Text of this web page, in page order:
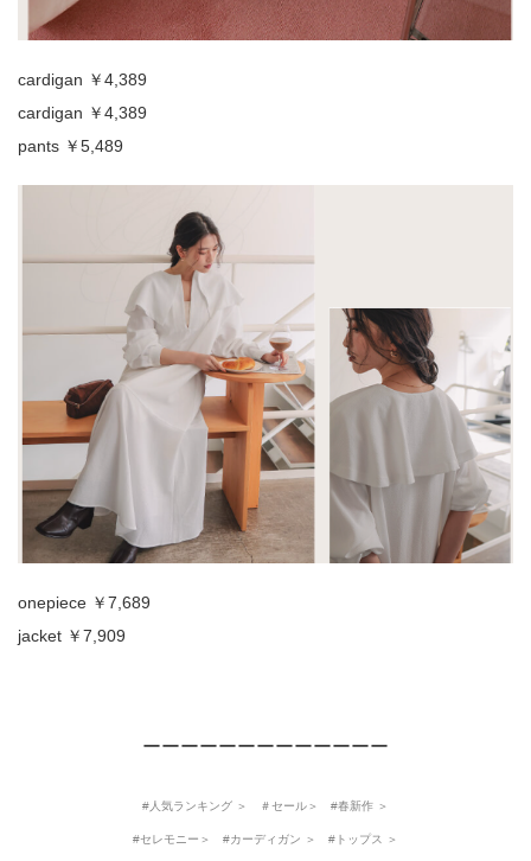
cardigan ￥4,389
cardigan ￥4,389
pants ￥5,489
onepiece ￥7,689
jacket ￥7,909
ーーーーーーーーーーーーー
#人気ランキング ＞ ＃セール＞ #春新作 ＞
#セレモニー＞ #カーディガン ＞ #トップス ＞